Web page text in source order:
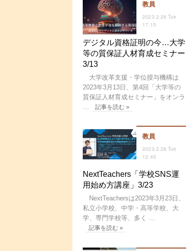
教員
2023.2.28 Tue
17:15
デジタル資格証明の今…大学
等の質保証人材育成セミナー
3/13
大学改革支援・学位授与機構は
2023年3月13日、第4回「大学等の
質保証人材育成セミナー」をオンラ
記事を読む »
教員
2023.2.28 Tue
12:45
NextTeachers「学校SNS運
用始め方講座」3/23
NextTeachersは2023年3月23日、
私立小学校、中学・高等学校、大
学、専門学校等、多く …
記事を読む »